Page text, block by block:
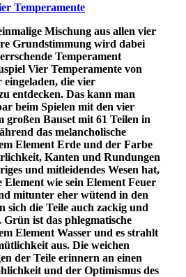
Temperamente
Mischung aus allen vier
Grundstimmung wird dabei
Temperament
Vier Temperamente von
die vier
entdecken. Das kann man
beim Spielen mit den vier
großen Bauset mit 61 Teilen in
das melancholische
Element Erde und der Farbe
Kanten und Rundungen
und mitleidendes Wesen hat,
Element wie sein Element Feuer
mitunter eher wütend in den
sich die Teile auch zackig und
ist das phlegmatische
Element Wasser und es strahlt
aus. Die weichen
der Teile erinnern an einen
und der Optimismus des